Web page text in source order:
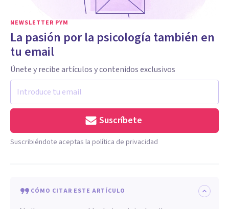
NEWSLETTER PYM
La pasión por la psicología también en
tu email
Únete y recibe artículos y contenidos exclusivos
Suscríbete
Suscribiéndote aceptas la política de privacidad
CÓMO CITAR ESTE ARTÍCULO